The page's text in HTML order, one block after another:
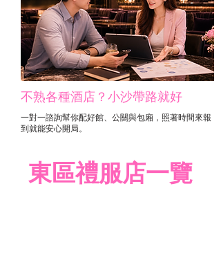
不熟各種酒店？小沙帶路就好
一對一諮詢幫你配好館、公關與包廂，照著時間來報
到就能安心開局。
東區禮服店一覽